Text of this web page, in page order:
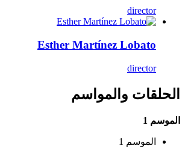
director
Esther Martínez Lobato
director
الحلقات والمواسم
الموسم 1
الموسم 1